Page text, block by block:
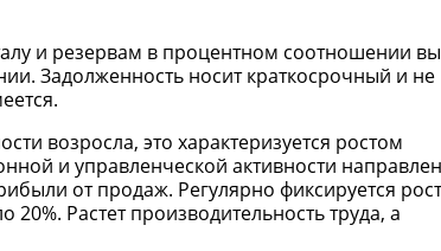
и резервам в процентном соотношении
Задолженность носит краткосрочный и не
возросла, это характеризуется ростом
и управленческой активности
от продаж. Регулярно фиксируется рост
Растет производительность труда, а